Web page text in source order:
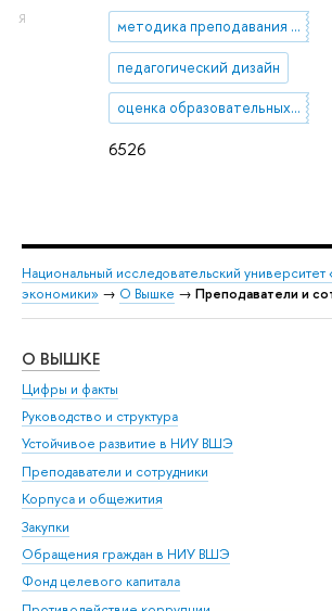
Я
6526
методика преподавания английского языка
педагогический дизайн
оценка образовательных результатов
Национальный исследовательский
экономики» → О Вышке → Преподаватели и
О ВЫШКЕ
Цифры и факты
Руководство и структура
Устойчивое развитие в НИУ ВШЭ
Преподаватели и сотрудники
Корпуса и общежития
Закупки
Обращения граждан в НИУ ВШЭ
Фонд целевого капитала